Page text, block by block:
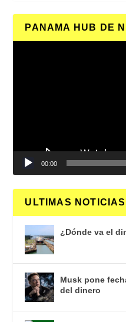
PANAMA HUB DE
00:00
ULTIMAS NOTICIAS
¿Dónde va el
Musk pone
del dinero